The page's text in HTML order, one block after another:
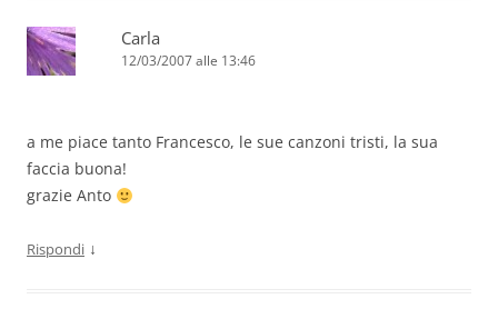
Carla
12/03/2007 alle 13:46
a me piace tanto Francesco, le sue canzoni tristi, la sua
faccia buona!
grazie Anto
Rispondi ↓